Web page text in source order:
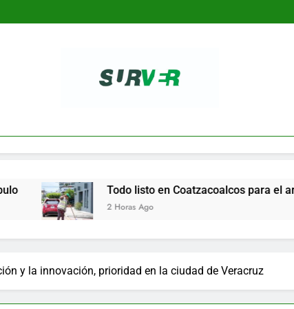
SURVER
Todo listo en Coatzacoalcos para el arranque del
2 Horas Ago
y la innovación, prioridad en la ciudad de Veracruz